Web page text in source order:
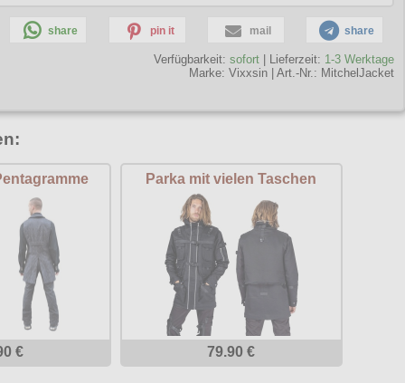
share pin it mail share
Verfügbarkeit: sofort | Lieferzeit: 1-3 Werktage
Marke: Vixxsin Art.-Nr.: MitchelJacket
€
Parka mit vielen Taschen
79.90 €